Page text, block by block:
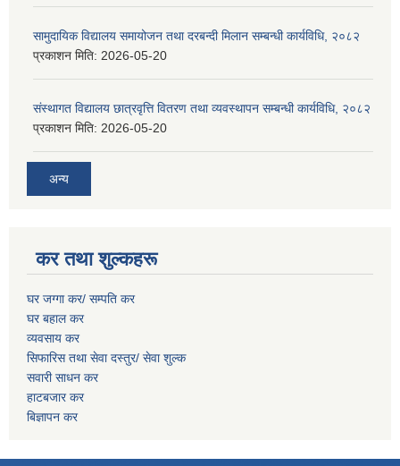
सामुदायिक विद्यालय समायोजन तथा दरबन्दी मिलान सम्बन्धी कार्यविधि, २०८२
प्रकाशन मिति: 2026-05-20
संस्थागत विद्यालय छात्रवृत्ति वितरण तथा व्यवस्थापन सम्बन्धी कार्यविधि, २०८२
प्रकाशन मिति: 2026-05-20
अन्य
कर तथा शुल्कहरू
घर जग्गा कर/ सम्पति कर
घर बहाल कर
व्यवसाय कर
सिफारिस तथा सेवा दस्तुर/ सेवा शुल्क
सवारी साधन कर
हाटबजार कर
बिज्ञापन कर